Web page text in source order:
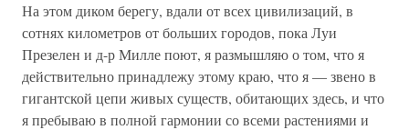
На этом диком берегу, вдали от всех цивилизаций, в
сотнях километров от больших городов, пока Луи
Презелен и д-р Милле поют, я размышляю о том, что я
действительно принадлежу этому краю, что я — звено в
гигантской цепи живых существ, обитающих здесь, и что
я пребываю в полной гармонии со всеми растениями и